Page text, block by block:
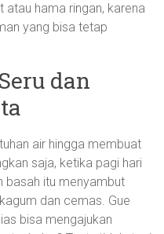
hama ringan, karena
yang bisa tetap
dan
air hingga membuat
saja, ketika pagi hari
basah itu menyambut
dan cemas. Gue
bisa mengajukan